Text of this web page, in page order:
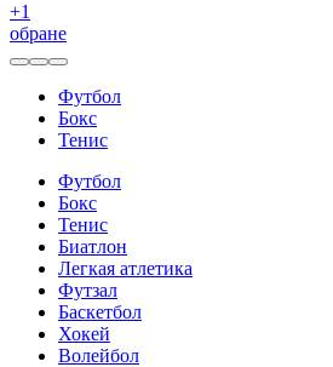
+1
обране
Футбол
Бокс
Тенис
Футбол
Бокс
Тенис
Биатлон
Легкая атлетика
Футзал
Баскетбол
Хокей
Волейбол